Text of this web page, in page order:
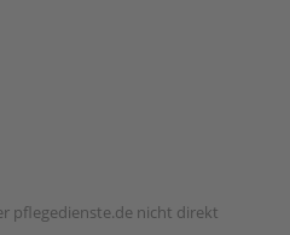
pflegedienste.de nicht direkt